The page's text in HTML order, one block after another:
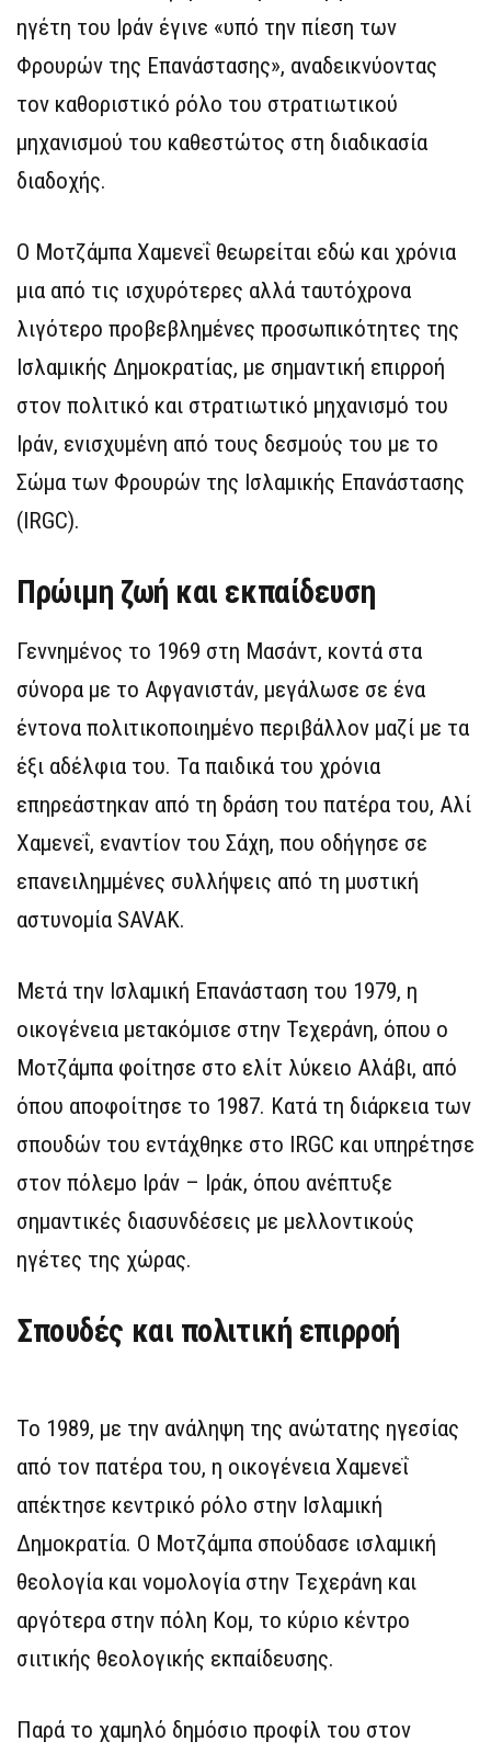
ηγέτη του Ιράν έγινε «υπό την πίεση των
Φρουρών της Επανάστασης», αναδεικνύοντας
τον καθοριστικό ρόλο του στρατιωτικού
μηχανισμού του καθεστώτος στη διαδικασία
διαδοχής.
Ο Μοτζάμπα Χαμενεΐ θεωρείται εδώ και χρόνια
μια από τις ισχυρότερες αλλά ταυτόχρονα
λιγότερο προβεβλημένες προσωπικότητες της
Ισλαμικής Δημοκρατίας, με σημαντική επιρροή
στον πολιτικό και στρατιωτικό μηχανισμό του
Ιράν, ενισχυμένη από τους δεσμούς του με το
Σώμα των Φρουρών της Ισλαμικής Επανάστασης
(IRGC).
Πρώιμη ζωή και εκπαίδευση
Γεννημένος το 1969 στη Μασάντ, κοντά στα
σύνορα με το Αφγανιστάν, μεγάλωσε σε ένα
έντονα πολιτικοποιημένο περιβάλλον μαζί με τα
έξι αδέλφια του. Τα παιδικά του χρόνια
επηρεάστηκαν από τη δράση του πατέρα του, Αλί
Χαμενεΐ, εναντίον του Σάχη, που οδήγησε σε
επανειλημμένες συλλήψεις από τη μυστική
αστυνομία SAVAK.
Μετά την Ισλαμική Επανάσταση του 1979, η
οικογένεια μετακόμισε στην Τεχεράνη, όπου ο
Μοτζάμπα φοίτησε στο ελίτ λύκειο Αλάβι, από
όπου αποφοίτησε το 1987. Κατά τη διάρκεια των
σπουδών του εντάχθηκε στο IRGC και υπηρέτησε
στον πόλεμο Ιράν – Ιράκ, όπου ανέπτυξε
σημαντικές διασυνδέσεις με μελλοντικούς
ηγέτες της χώρας.
Σπουδές και πολιτική επιρροή
Το 1989, με την ανάληψη της ανώτατης ηγεσίας
από τον πατέρα του, η οικογένεια Χαμενεΐ
απέκτησε κεντρικό ρόλο στην Ισλαμική
Δημοκρατία. Ο Μοτζάμπα σπούδασε ισλαμική
θεολογία και νομολογία στην Τεχεράνη και
αργότερα στην πόλη Κομ, το κύριο κέντρο
σιιτικής θεολογικής εκπαίδευσης.
Παρά το χαμηλό δημόσιο προφίλ του στον